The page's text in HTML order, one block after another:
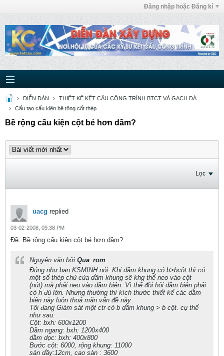
Đăng nhập hoặc Đăng kí
DIỄN ĐÀN
THIẾT KẾ KẾT CẤU CÔNG TRÌNH BTCT VÀ GẠCH ĐÁ
Cấu tạo cấu kiện bê tông cốt thép
Bề rộng cấu kiện cột bé hơn dầm?
Lọc
uacg replied
03-02-2008, 09:38 PM
Ðề: Bề rộng cấu kiện cột bé hơn dầm?
Nguyên văn bởi Qua_rom
Đúng như bạn KSMINH nói. Khi dầm khung có b>bcột thì có
một số thép chủ của dầm khung sẽ khg thể neo vào cột
(nút) mà phải neo vào dầm biên. Vì thế đòi hỏi dầm biên phải
có h đủ lớn. Nhưng thường thì kích thước thiết kế các dầm
biên này luôn thoả mãn vấn đề này.
Tôi đang Giám sát một ctr có b dầm khung > b cột. cụ thể
như sau:
Cột: bxh: 600x1200
Dầm ngang: bxh: 1200x400
dầm dọc: bxh: 400x800
Bước cột: 6000, rộng khung: 11000
sàn dầy:12cm, cao sàn : 3600